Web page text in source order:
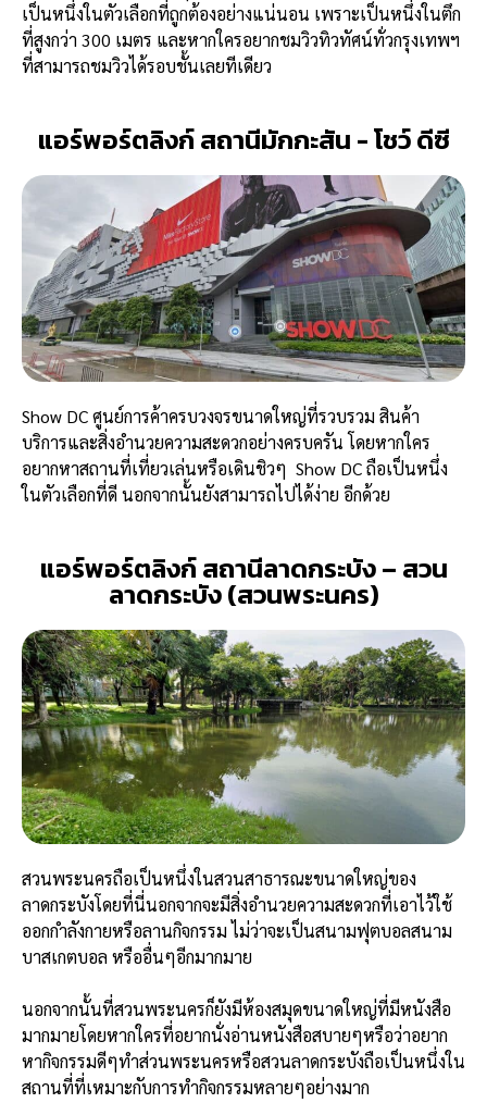
เป็นหนึ่งในตัวเลือกที่ถูกต้องอย่างแน่นอน เพราะเป็นหนึ่งในตึก
ที่สูงกว่า 300 เมตร และหากใครอยากชมวิวทิวทัศน์ทั่วกรุงเทพฯ
ที่สามารถชมวิวได้รอบชั้นเลยทีเดียว
แอร์พอร์ตลิงก์ สถานีมักกะสัน - โชว์ ดีซี
Show DC ศูนย์การค้าครบวงจรขนาดใหญ่ที่รวบรวม สินค้า
บริการและสิ่งอำนวยความสะดวกอย่างครบครัน โดยหากใคร
อยากหาสถานที่เที่ยวเล่นหรือเดินชิวๆ Show DC ถือเป็นหนึ่ง
ในตัวเลือกที่ดี นอกจากนั้นยังสามารถไปได้ง่าย อีกด้วย
แอร์พอร์ตลิงก์ สถานีลาดกระบัง – สวน
ลาดกระบัง (สวนพระนคร)
สวนพระนครถือเป็นหนึ่งในสวนสาธารณะขนาดใหญ่ของ
ลาดกระบังโดยที่นี่นอกจากจะมีสิ่งอำนวยความสะดวกที่เอาไว้ใช้
ออกกำลังกายหรือลานกิจกรรม ไม่ว่าจะเป็นสนามฟุตบอลสนาม
บาสเกตบอล หรืออื่นๆอีกมากมาย
นอกจากนั้นที่สวนพระนครก็ยังมีห้องสมุดขนาดใหญ่ที่มีหนังสือ
มากมายโดยหากใครที่อยากนั่งอ่านหนังสือสบายๆหรือว่าอยาก
หากิจกรรมดีๆทำส่วนพระนครหรือสวนลาดกระบังถือเป็นหนึ่งใน
สถานที่ที่เหมาะกับการทำกิจกรรมหลายๆอย่างมาก